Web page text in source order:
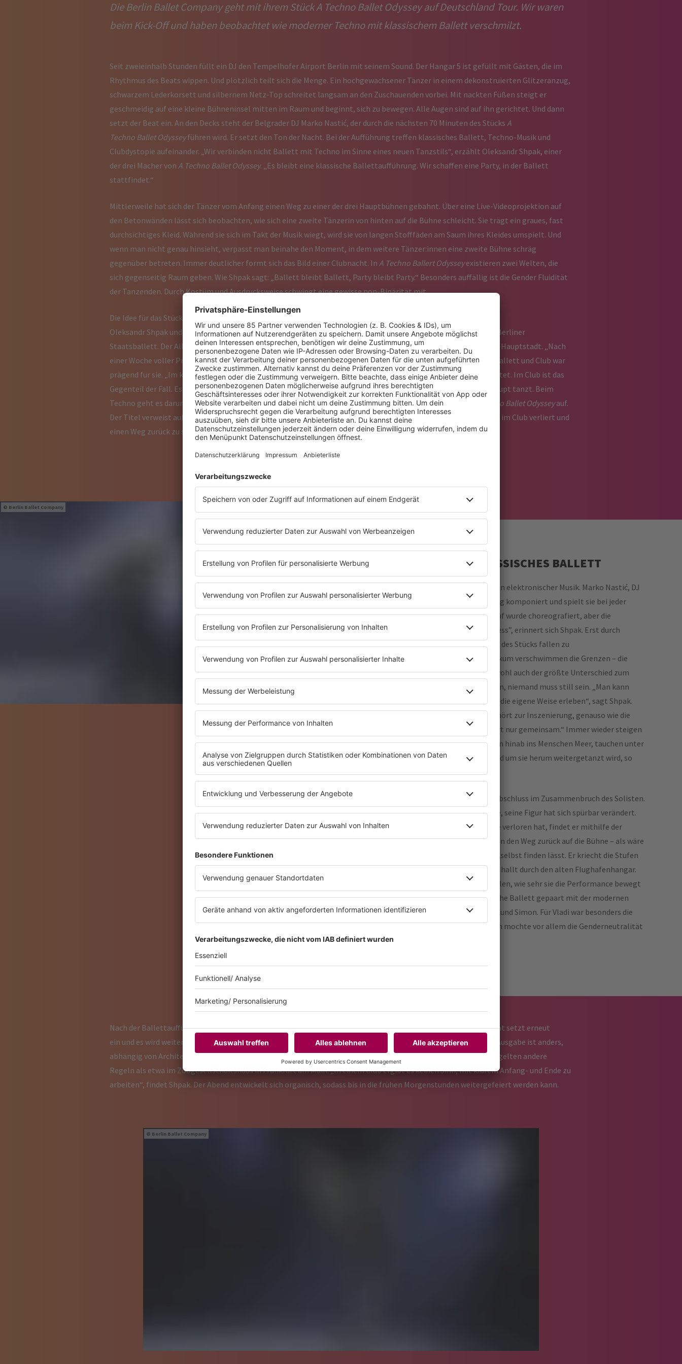
Die Berlin Ballet Company geht mit ihrem Stück A Techno Ballet Odyssey auf Deutschland Tour. Wir waren
beim Kick-Off und haben beobachtet wie moderner Techno mit klassischem Ballett verschmilzt.
Seit zweieinhalb Stunden füllt ein DJ den Tempelhofer Airport Berlin mit seinem Sound. Der Hangar 5 ist gefüllt mit Gästen, die im
Rhythmus des Beats wippen. Und plötzlich teilt sich die Menge. Ein hochgewachsener Tänzer in einem dekonstruierten Glitzeranzug,
schwarzem Lederkorsett und silbernem Netz-Top schreitet langsam an den Zuschauenden vorbei. Mit nackten Füßen steigt er
geschmeidig auf eine kleine Bühneninsel mitten im Raum und beginnt, sich zu bewegen. Alle Augen sind auf ihn gerichtet. Und dann
setzt der Beat ein. An den Decks steht der Belgrader DJ Marko Nastić, der durch die nächsten 70 Minuten des Stücks A
Techno Ballet Odysseyführen wird. Er setzt den Ton der Nacht. Bei der Aufführung treffen klassisches Ballett, Techno-Musik und
Clubdystopie aufeinander. „Wir verbinden nicht Ballett mit Techno im Sinne eines neuen Tanzstils“, erzählt Oleksandr Shpak, einer
der drei Macher von A Techno Ballet Odyssey. „Es bleibt eine klassische Ballettaufführung. Wir schaffen eine Party, in der Ballett
stattfindet.“
Mittlerweile hat sich der Tänzer vom Anfang einen Weg zu einer der drei Hauptbühnen gebahnt. Über eine Live-Videoprojektion auf
den Betonwänden lässt sich beobachten, wie sich eine zweite Tänzerin von hinten auf die Bühne schleicht. Sie trägt ein graues, fast
durchsichtiges Kleid. Während sie sich im Takt der Musik wiegt, wird sie von langen Stofffäden am Saum ihres Kleides umspielt. Und
wenn man nicht genau hinsieht, verpasst man beinahe den Moment, in dem weitere Tänzer:innen eine zweite Bühne schräg
gegenüber betreten. Immer deutlicher formt sich das Bild einer Clubnacht. In A Techno Ballert Odysseyexistieren zwei Welten, die
sich gegenseitig Raum geben. Wie Shpak sagt: „Ballett bleibt Ballett, Party bleibt Party.“ Besonders auffällig ist die Gender Fluidität
der Tanzenden. Durch Kostüm und Ausdrucksweise schwingt eine gewisse non-Binärität mit.
Die Idee für das Stück ist eng mit der eigenen Geschichte der Macher Alexander Abdukarimov,
Oleksandr Shpak und Arshak Ghalumyan verbunden. Anfang zwanzig kamen die drei nach Berlin und tanzten am Berliner
Staatsballett. Der Alltag war geprägt von Proben, Disziplin und Präzision. Nachts zog es sie dann in die Clubs der Hauptstadt. „Nach
einer Woche voller Proben sind wir trotzdem ins Berghain oder ins Sisyphos gegangen.“ Der Kontrast zwischen Ballett und Club war
prägend für sie. „Im klassischen Tanz muss alles exakt sein, man steht allein im Licht und wird von allen beobachtet. Im Club ist das
Gegenteil der Fall. Es ist egal, ob du Solist bist oder nicht. Wer du bist, was du bist, wie du tanzt oder ob du überhaupt tanzt. Beim
Techno geht es darum, sich selbst zu verlieren“, findet Shpak. Auf diesem Gefühl des Sich-Verlierens baut
A Techno Ballet Odysseyauf.
Der Titel verweist auf Homers Odyssee, auf eine Reise durch Irrwege und Umwege. „Es geht um eine Figur, die sich im Club verliert und
einen Weg zurück zu sich selbst sucht“, erklärt Shpak. Mehr muss man nicht wissen, um das Stück zu schauen.
Berlin Ballet Company
TECHNO TRIFFT AUF KLASSISCHES BALLETT
Musikalisch getragen wird das Projekt von elektronischer Musik. Marko Nastić, DJ
und Produzent, hat den Sound vollständig komponiert und spielt sie bei jeder
Show live. „Die Musik war zuerst da, darauf wurde choreografiert, aber die
Entwicklung war ein gemeinsamer Prozess”, erinnert sich Shpak. Erst durch
die Beats wird es möglich, sich innerhalb des Stücks fallen zu
lassen. Zwischen Tänzer:innen und Publikum verschwimmen die Grenzen – die
Vierte Wand wird durchbrochen. Das ist wohl auch der größte Unterschied zum
klassischen Ballett. Niemand muss sitzen, niemand muss still sein. „Man kann
tanzen, sich bewegen und den Abend auf die eigene Weise erleben“, sagt Shpak.
„Das Publikum wird zu Feiernden und gehört zur Inszenierung, genauso wie die
Tänzer Teil der Party sind. Beides existiert nur gemeinsam.“ Immer wieder steigen
die Balletttänzer:innen von ihren Bühnen hinab ins Menschen Meer, tauchen unter
und wieder auf. Sie verschwinden, während um sie herum weitergetanzt wird, so
nah, dass man sie fast berühren kann.
Die Aufführung findet ihren krönenden Abschluss im Zusammenbruch des Solisten.
Mittlerweile trägt er hohe Absatzschuhe, seine Figur hat sich spürbar verändert.
Nachdem er sich in der tanzenden Menge verloren hat, findet er mithilfe der
Stimme einer schillernden Opernsängerin den Weg zurück auf die Bühne – als wäre
sie sein Nordstern, der ihn zurück zu sich selbst finden lässt. Er kriecht die Stufen
hinauf, das Stück endet. Tosender Beifall hallt durch den alten Flughafenhangar.
Die Zuschauenden sind begeistert, erzählen, wie sehr sie die Performance bewegt
hat. „Es ist sehr anders, aber das klassische Ballett gepaart mit der modernen
Technomusik ist ganz toll“, sagen Emily und Simon. Für Vladi war besonders die
Inklusivität des Stücks entscheidend. „Ich mochte vor allem die Genderneutralität
sehr. Und die Musik.“
Nach der Ballettaufführung ist der Abend jedoch noch nicht vorbei. An den Decks findet ein Wechsel statt, der Beat setzt erneut
ein und es wird weiter getanzt. Ein Abend dauert rund sieben Stunden und passt sich dem jeweiligen Ort an. Jede Ausgabe ist anders,
abhängig von Architektur, Publikum und Energie. Wenn das Projekt in Clubs wie dem Kölner Bootshaus gastiert, gelten andere
Regeln als etwa im Zoogesellschaftshaus in Frankfurt am Main. „In einem Club ergibt es keinen Sinn, mit klarem Anfang- und Ende zu
arbeiten“, findet Shpak. Der Abend entwickelt sich organisch, sodass bis in die frühen Morgenstunden weitergefeiert werden kann.
Berlin Ballet Company